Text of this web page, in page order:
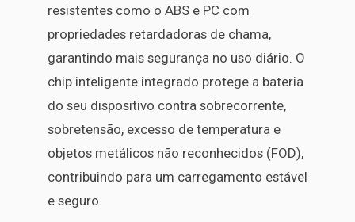
resistentes como o ABS e PC com
propriedades retardadoras de chama,
garantindo mais segurança no uso diário. O
chip inteligente integrado protege a bateria
do seu dispositivo contra sobrecorrente,
sobretensão, excesso de temperatura e
objetos metálicos não reconhecidos (FOD),
contribuindo para um carregamento estável
e seguro.